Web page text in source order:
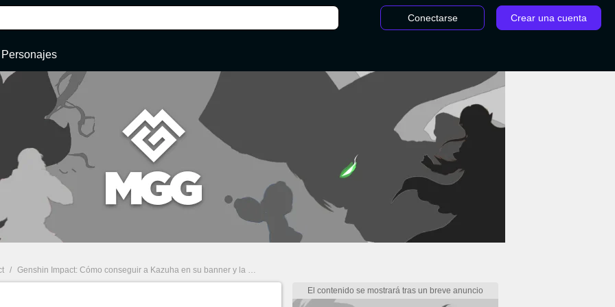
Conectarse Crear una cuenta
Personajes
/ Genshin Impact: Cómo conseguir a Kazuha en su banner y la espada Juramento por la Libertad